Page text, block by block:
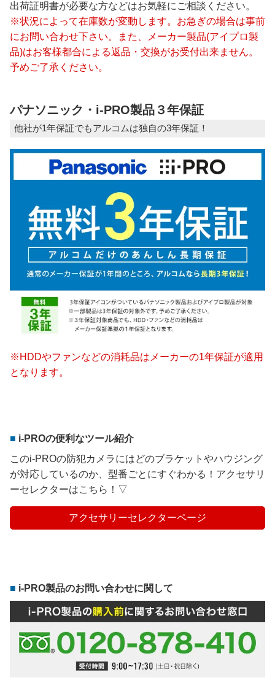
出荷証明書が必要な方などはお気軽にご相談ください。
※状況によって在庫数が変動します。お急ぎの場合は事前
にお問い合わせ下さい。また、メーカー製品(アイプロ製
品)はお客様都合による返品・交換がお受付出来ません。
予めご了承ください。
パナソニック・i-PRO製品３年保証
他社が1年保証でもアルコムは独自の3年保証！
※HDDやファンなどの消耗品はメーカーの1年保証が適用
となります。
i-PROの便利なツール紹介
このi-PROの防犯カメラにはどのブラケットやハウジング
が対応しているのか、型番ごとにすぐわかる！アクセサリ
ーセレクターはこちら！▽
アクセサリーセレクターページ
i-PRO製品のお問い合わせに関して